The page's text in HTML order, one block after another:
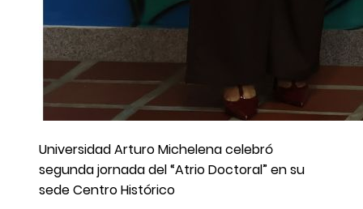
Universidad Arturo Michelena celebró
segunda jornada del “Atrio Doctoral” en su
sede Centro Histórico